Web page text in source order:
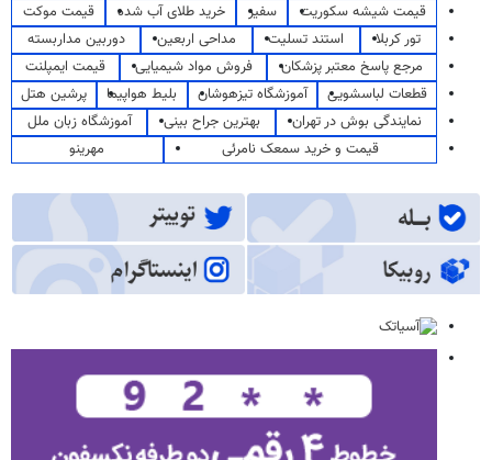
قیمت شیشه سکوریت سفیر خرید طلای آب شده
قیمت موکت
تور کربلا
استند تسلیت مداحی اربعین
دوربین مداربسته
مرجع پاسخ معتبر پزشکان
فروش مواد شیمیایی
قیمت ایمپلنت
قطعات لباسشویی
آموزشگاه تیزهوشان بلیط هواپیما
پرشین هتل
نمایندگی بوش در تهران
بهترین جراح بینی
آموزشگاه زبان ملل
قیمت و خرید سمعک نامرئی
مهرینو